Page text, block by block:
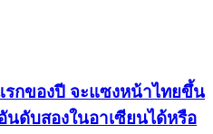
รกของปี จะแซงหน้าไทยขึ้น
นดับสองในอาเซียนได้หรือ